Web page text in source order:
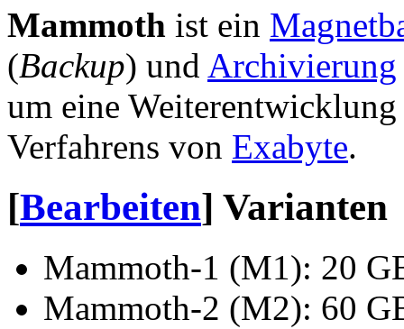
Mammoth ist ein
(Backup) und Archivierung
um eine
Verfahrens von Exabyte.
[Bearbeiten] Varianten
Mammoth-1 (M1): 20
Mammoth-2 (M2): 60